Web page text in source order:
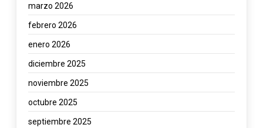
marzo 2026
febrero 2026
enero 2026
diciembre 2025
noviembre 2025
octubre 2025
septiembre 2025